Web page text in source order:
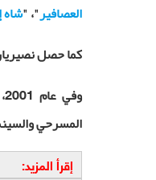
العصافير"، "شاه
كما حصل
المسرحي
إقرأ المزيد: